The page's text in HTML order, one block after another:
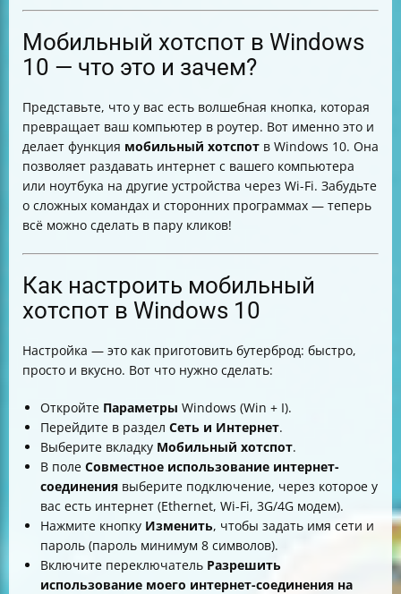
Почему мобильный хотспот ограничивает скорость
интернета
Таблица основных команд для управления
мобильным хотспотом
Мобильный хотспот в Windows
10 — что это и зачем?
Представьте, что у вас есть волшебная кнопка, которая
превращает ваш компьютер в роутер. Вот именно это и
делает функция мобильный хотспот в Windows 10. Она
позволяет раздавать интернет с вашего компьютера
или ноутбука на другие устройства через Wi-Fi. Забудьте
о сложных командах и сторонних программах — теперь
всё можно сделать в пару кликов!
Как настроить мобильный
хотспот в Windows 10
Настройка — это как приготовить бутерброд: быстро,
просто и вкусно. Вот что нужно сделать:
Откройте Параметры Windows (Win + I).
Перейдите в раздел Сеть и Интернет.
Выберите вкладку Мобильный хотспот.
В поле Совместное использование интернет-
соединения выберите подключение, через которое у
вас есть интернет (Ethernet, Wi-Fi, 3G/4G модем).
Нажмите кнопку Изменить, чтобы задать имя сети и
пароль (пароль минимум 8 символов).
Включите переключатель Разрешить
использование моего интернет-соединения на